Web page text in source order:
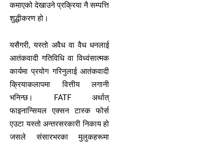
कमाएको देखाउने प्रक्रिया नै सम्पत्ति
शुद्धीकरण हो।
यसैगरी, यस्तो अवैध वा वैध धनलाई
आतंकवादी गतिविधि वा विध्वंसात्मक
कार्यमा प्रयोग गरिनुलाई आतंकवादी
क्रियाकलापमा वित्तीय लगानी
भनिन्छ। FATF अर्थात्
फाइनान्सियल एक्सन टास्क फोर्स
एउटा यस्तो अन्तरसरकारी निकाय हो
जसले संसारभरका मुलुकहरूमा